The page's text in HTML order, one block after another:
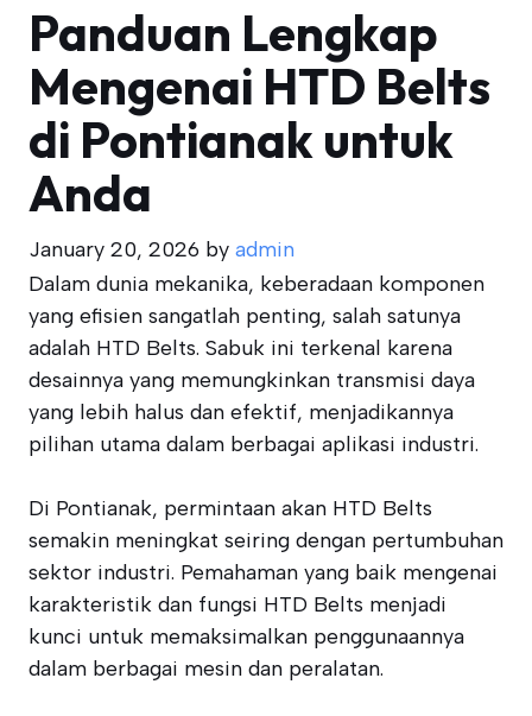
Panduan Lengkap
Mengenai HTD Belts
di Pontianak untuk
Anda
January 20, 2026 by admin
Dalam dunia mekanika, keberadaan komponen
yang efisien sangatlah penting, salah satunya
adalah HTD Belts. Sabuk ini terkenal karena
desainnya yang memungkinkan transmisi daya
yang lebih halus dan efektif, menjadikannya
pilihan utama dalam berbagai aplikasi industri.
Di Pontianak, permintaan akan HTD Belts
semakin meningkat seiring dengan pertumbuhan
sektor industri. Pemahaman yang baik mengenai
karakteristik dan fungsi HTD Belts menjadi
kunci untuk memaksimalkan penggunaannya
dalam berbagai mesin dan peralatan.